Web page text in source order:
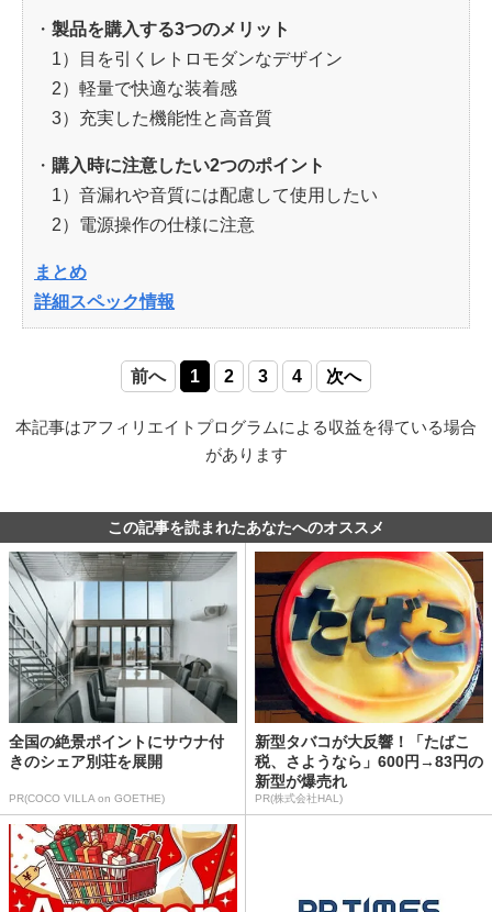
・ 製品を購入する3つのメリット
1）目を引くレトロモダンなデザイン
2）軽量で快適な装着感
3）充実した機能性と高音質
・ 購入時に注意したい2つのポイント
1）音漏れや音質には配慮して使用したい
2）電源操作の仕様に注意
まとめ
詳細スペック情報
前へ 1 2 3 4 次へ
本記事はアフィリエイトプログラムによる収益を得ている場合
があります
この記事を読まれたあなたへのオススメ
全国の絶景ポイントにサウナ付
きのシェア別荘を展開
PR(COCO VILLA on GOETHE)
新型タバコが大反響！「たばこ
税、さようなら」600円→83円の
新型が爆売れ
PR(株式会社HAL)